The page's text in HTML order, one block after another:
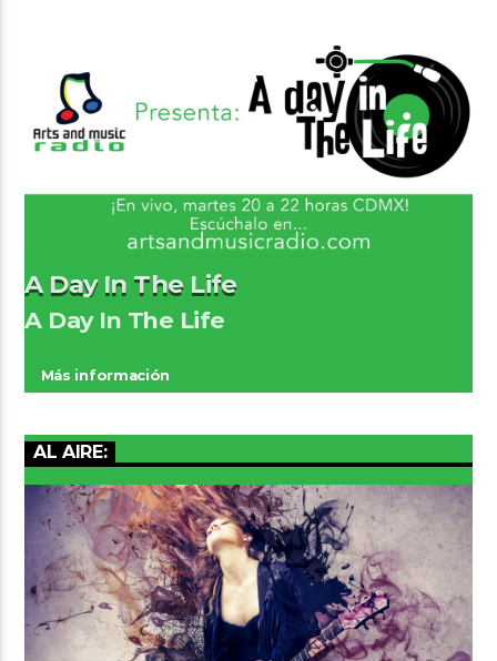
A Day In The Life
A Day In The Life
Más información
AL AIRE: